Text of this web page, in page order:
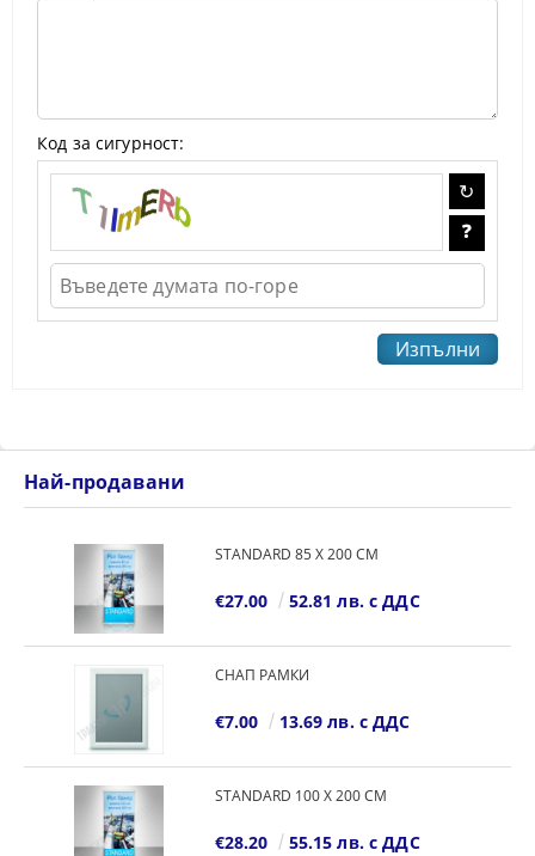
Код за сигурност:
Най-продавани
STANDARD 85 Х 200 СМ
€27.00 52.81 лв. с ДДС
СНАП РАМКИ
€7.00 13.69 лв. с ДДС
STANDARD 100 Х 200 СМ
€28.20 55.15 лв. с ДДС